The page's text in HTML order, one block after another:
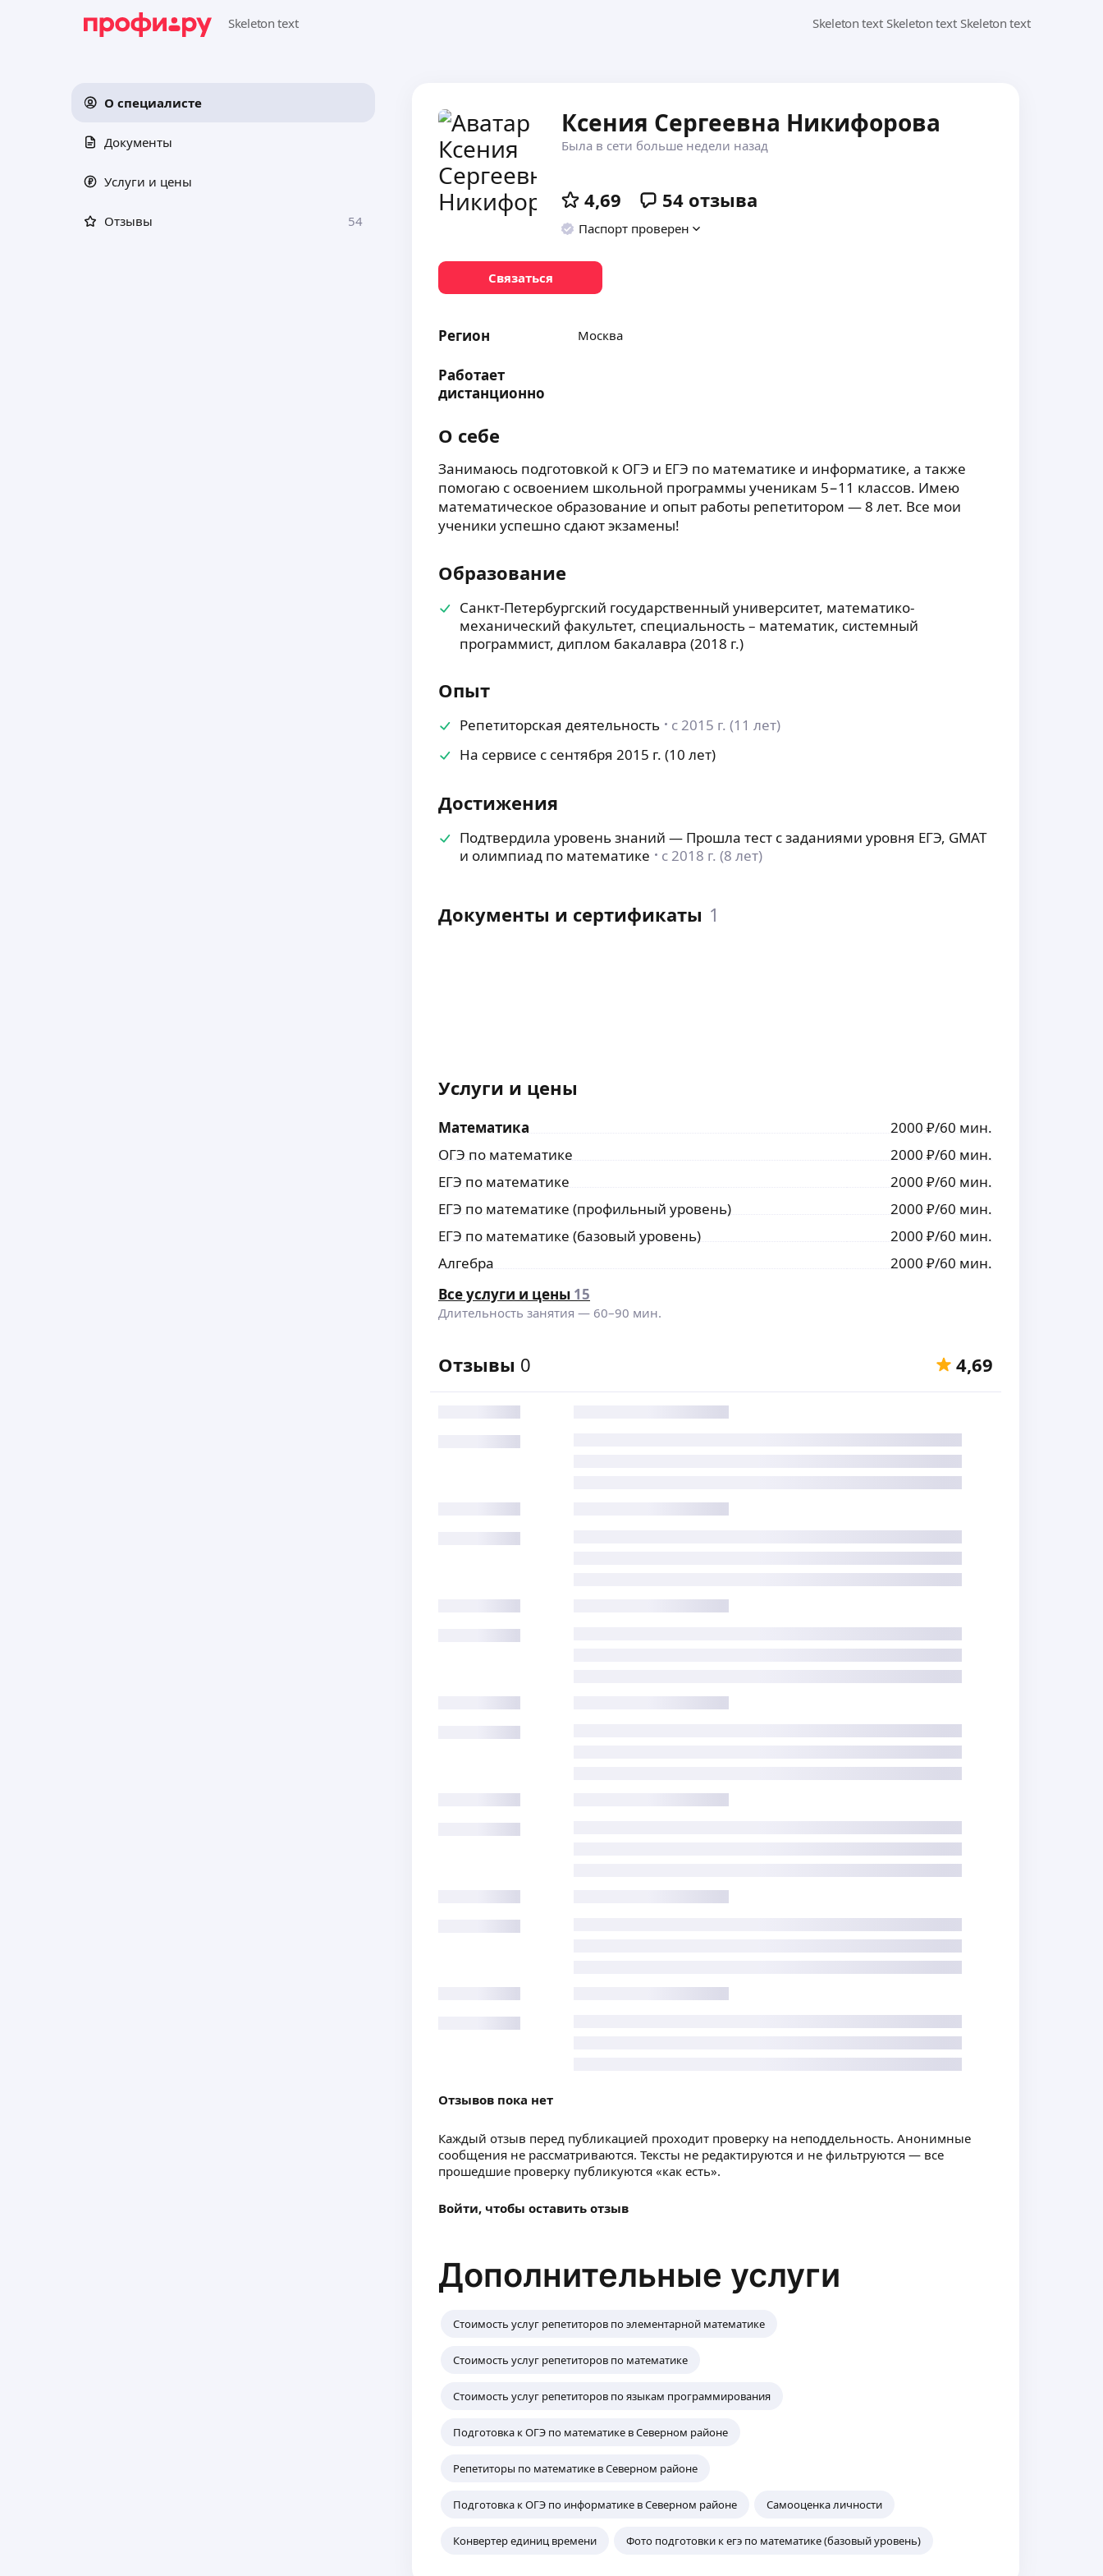
О специалисте
Документы
Услуги и цены
Отзывы 54
Ксения Сергеевна Никифорова
Была в сети больше недели назад
4,69 54 отзыва
Паспорт проверен
Связаться
Регион Москва
Работает
дистанционно
О себе
Занимаюсь подготовкой к ОГЭ и ЕГЭ по математике и информатике, а также
помогаю с освоением школьной программы ученикам 5−11 классов. Имею
математическое образование и опыт работы репетитором — 8 лет. Все мои
ученики успешно сдают экзамены!
Образование
Санкт-Петербургский государственный университет, математико-
механический факультет, специальность – математик, системный
программист, диплом бакалавра (2018 г.)
Опыт
Репетиторская деятельность
с 2015 г. (11 лет)
На сервисе с сентября 2015 г. (10 лет)
Достижения
Подтвердила уровень знаний — Прошла тест с заданиями уровня ЕГЭ, GMAT
и олимпиад по математике
с 2018 г. (8 лет)
Документы и сертификаты 1
Услуги и цены
Математика 2000 ₽/60 мин.
ОГЭ по математике
2000 ₽/60 мин.
ЕГЭ по математике
2000 ₽/60 мин.
ЕГЭ по математике (профильный уровень)
2000 ₽/60 мин.
ЕГЭ по математике (базовый уровень)
2000 ₽/60 мин.
Алгебра
2000 ₽/60 мин.
Все услуги и цены 15
Длительность занятия — 60–90 мин.
Отзывы 0 4,69
Отзывов пока нет
Каждый отзыв перед публикацией проходит проверку на неподдельность. Анонимные
сообщения не рассматриваются. Тексты не редактируются и не фильтруются — все
прошедшие проверку публикуются «как есть».
Войти, чтобы оставить отзыв
Дополнительные услуги
Стоимость услуг репетиторов по элементарной математике
Стоимость услуг репетиторов по математике
Стоимость услуг репетиторов по языкам программирования
Подготовка к ОГЭ по математике в Северном районе
Репетиторы по математике в Северном районе
Подготовка к ОГЭ по информатике в Северном районе Самооценка личности
Конвертер единиц времени Фото подготовки к егэ по математике (базовый уровень)